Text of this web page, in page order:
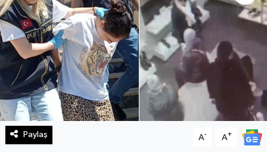
Paylaş A- A+
Magazin
Manşet Altı
Manşetler
Resmi İlan
Sağlık